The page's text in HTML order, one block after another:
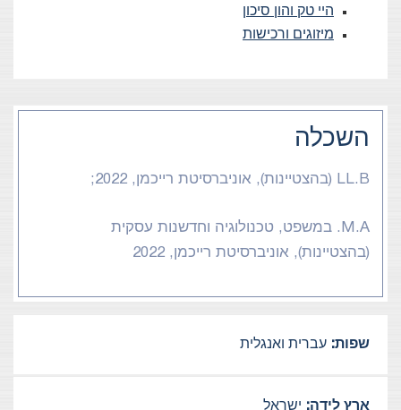
היי טק והון סיכון
מיזוגים ורכישות
השכלה
LL.B (בהצטיינות), אוניברסיטת רייכמן, 2022;
M.A. במשפט, טכנולוגיה וחדשנות עסקית
(בהצטיינות), אוניברסיטת רייכמן, 2022
שפות: עברית ואנגלית
ארץ לידה: ישראל